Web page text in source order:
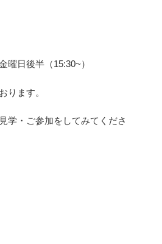
日後半（15:30~）
ります。
学・ご参加をしてみてくださ